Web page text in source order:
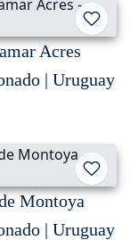
Acres
| Uruguay
Montoya
| Uruguay